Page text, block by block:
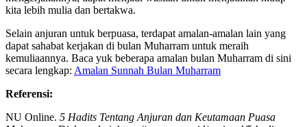
kita lebih mulia dan bertakwa.
Selain anjuran untuk berpuasa, terdapat amalan-amalan lain yang
dapat sahabat kerjakan di bulan Muharram untuk meraih
kemuliaannya. Baca yuk beberapa amalan bulan Muharram di sini
secara lengkap: Amalan Sunnah Bulan Muharram
Referensi:
NU Online. 5 Hadits Tentang Anjuran dan Keutamaan Puasa